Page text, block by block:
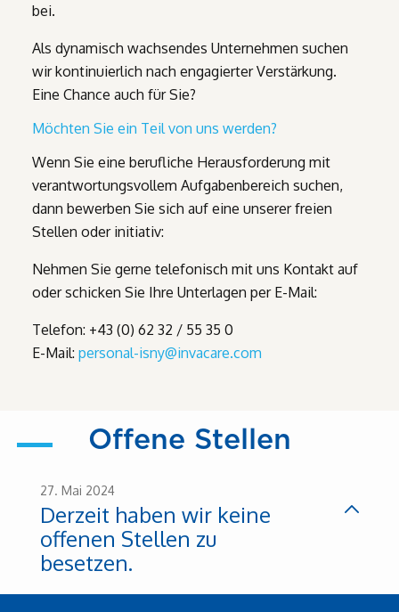
bei.
Als dynamisch wachsendes Unternehmen suchen
wir kontinuierlich nach engagierter Verstärkung.
Eine Chance auch für Sie?
Möchten Sie ein Teil von uns werden?
Wenn Sie eine berufliche Herausforderung mit
verantwortungsvollem Aufgabenbereich suchen,
dann bewerben Sie sich auf eine unserer freien
Stellen oder initiativ:
Nehmen Sie gerne telefonisch mit uns Kontakt auf
oder schicken Sie Ihre Unterlagen per E-Mail:
Telefon: +43 (0) 62 32 / 55 35 0
E-Mail: personal-isny@invacare.com
Offene Stellen
27. Mai 2024
Derzeit haben wir keine
offenen Stellen zu
besetzen.